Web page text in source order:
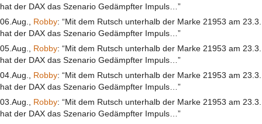
hat der DAX das Szenario Gedämpfter Impuls…”
06.Aug., Robby: “Mit dem Rutsch unterhalb der Marke 21953 am 23.3.
hat der DAX das Szenario Gedämpfter Impuls…”
05.Aug., Robby: “Mit dem Rutsch unterhalb der Marke 21953 am 23.3.
hat der DAX das Szenario Gedämpfter Impuls…”
04.Aug., Robby: “Mit dem Rutsch unterhalb der Marke 21953 am 23.3.
hat der DAX das Szenario Gedämpfter Impuls…”
03.Aug., Robby: “Mit dem Rutsch unterhalb der Marke 21953 am 23.3.
hat der DAX das Szenario Gedämpfter Impuls…”